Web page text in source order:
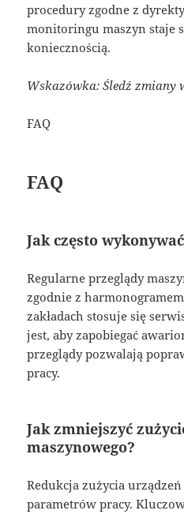
procedury zgodne z
monitoringu maszyn staje
koniecznością.
Wskazówka: Śledź zmiany
FAQ
FAQ
Jak często
Regularne przeglądy
zgodnie z
zakładach stosuje się
jest, aby zapobiegać
przeglądy pozwalają
pracy.
Jak zmniejszyć
maszynowego?
Redukcja zużycia
parametrów pracy.